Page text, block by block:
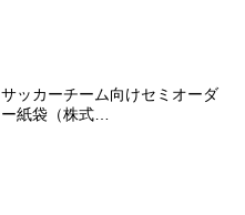
サッカーチーム向けセミオーダ
ー紙袋（株式…